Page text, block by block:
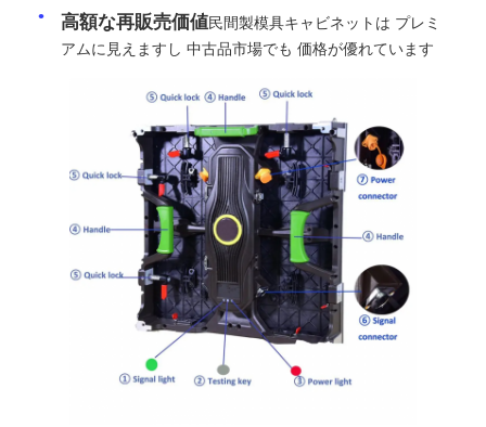
透明なLEDディスプレイ
SMD LEDスクリーン
屋外用LEDディスプレイボード
屋外の導かれた看板
高額な再販売価値民間製模具キャビネットは プレミ
アムに見えますし 中古品市場でも 価格が優れています